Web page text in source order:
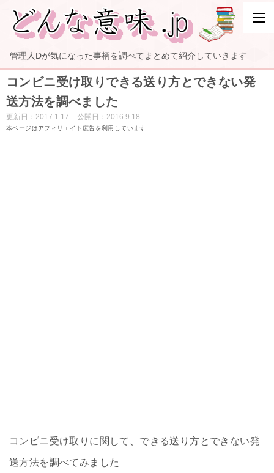
管理人Dが気になった事柄を調べてまとめて紹介していきます
コンビニ受け取りできる送り方とできない発
送方法を調べました
更新日： 2017.1.17 公開日： 2016.9.18
本ページはアフィリエイト広告を利用しています
コンビニ受け取りに関して、できる送り方とできない発
送方法を調べてみました